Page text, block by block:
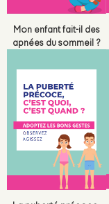
Mon enfant fait-il des
apnées du sommeil ?